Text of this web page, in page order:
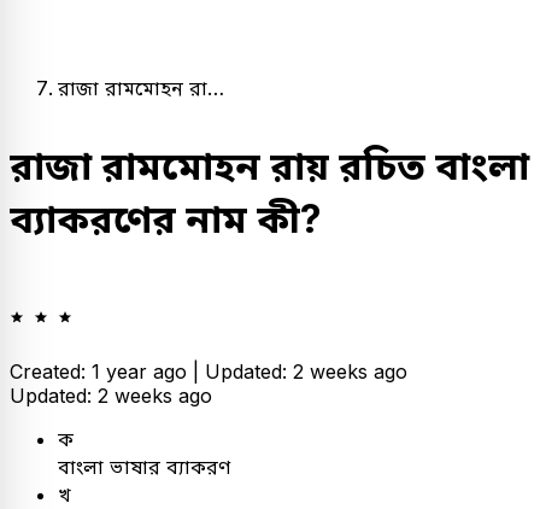
রাজা রামমোহন রা…
রাজা রামমোহন রায় রচিত বাংলা
ব্যাকরণের নাম কী?
Created: 1 year ago | Updated: 2 weeks ago
Updated: 2 weeks ago
ক
বাংলা ভাষার ব্যাকরণ
খ